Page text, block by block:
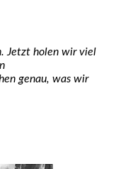
Jetzt holen wir viel
genau, was wir